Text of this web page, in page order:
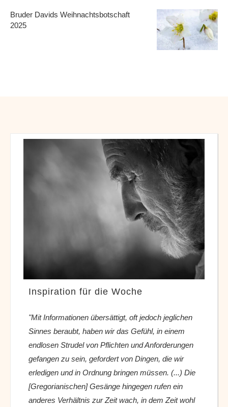
Bruder Davids Weihnachtsbotschaft
2025
Inspiration für die Woche
"Mit Informationen übersättigt, oft jedoch jeglichen
Sinnes beraubt, haben wir das Gefühl, in einem
endlosen Strudel von Pflichten und Anforderungen
gefangen zu sein, gefordert von Dingen, die wir
erledigen und in Ordnung bringen müssen. (...) Die
[Gregorianischen] Gesänge hingegen rufen ein
anderes Verhältnis zur Zeit wach, in dem Zeit wohl